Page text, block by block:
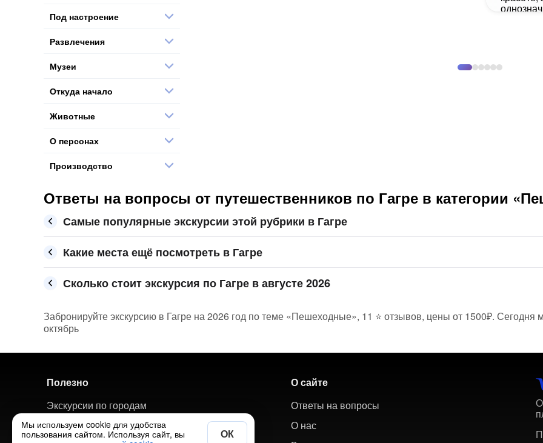
Под настроение
Развлечения
Музеи
Откуда начало
Животные
О персонах
Производство
Ответы на вопросы от путешественников по Гагре в категории
Самые популярные экскурсии этой рубрики в Гагре
Какие места ещё посмотреть в Гагре
Сколько стоит экскурсия по Гагре в августе 2026
Забронируйте экскурсию в Гагре на 2026 год по теме «Пешеходные», 11 ⭐ отзывов, цены от 1500₽. Сегодня
октябрь
Полезно
Экскурсии по городам
Авторские туры по городам
О сайте
Ответы на вопросы
О нас
Мы используем cookie для удобства
пользования сайтом. Используя сайт, вы
ОК